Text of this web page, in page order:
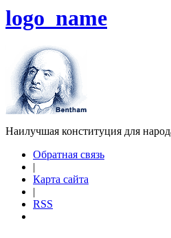
logo_name
Наилучшая конституция для
Обратная связь
|
Карта сайта
|
RSS